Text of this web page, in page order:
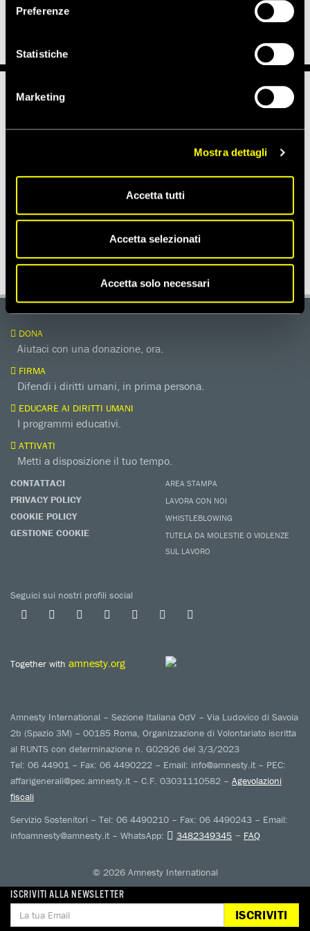
Preferenze
Statistiche
Marketing
Mostra dettagli
Accetta tutti
Accetta selezionati
Accetta solo necessari
press@amnesty.it
Notizie correlate per tema
Notizie correlate per paese
ISCRIVITI ALLA NEWSLETTER
ISCRIVITI
DONA
Aiutaci con una donazione, ora.
FIRMA
Difendi i diritti umani, in prima persona.
EDUCARE AI DIRITTI UMANI
I programmi educativi.
ATTIVATI
Metti a disposizione il tuo tempo.
CONTATTACI
PRIVACY POLICY
COOKIE POLICY
GESTIONE COOKIE
AREA STAMPA
LAVORA CON NOI
WHISTLEBLOWING
TUTELA DA MOLESTIE O VIOLENZE
SUL LAVORO
Seguici sui nostri profili social
Together with amnesty.org
Amnesty International – Sezione Italiana OdV – Via Ludovico di Savoia
2b (Spazio 3M) – 00185 Roma, Organizzazione di Volontariato iscritta
al RUNTS con determinazione n. G02926 del 3/3/2023
Tel: 06 44901 – Fax: 06 4490222 – Email: info@amnesty.it – PEC:
affarigenerali@pec.amnesty.it – C.F. 03031110582 – Agevolazioni
fiscali
Servizio Sostenitori – Tel: 06 4490210 – Fax: 06 4490243 – Email:
infoamnesty@amnesty.it – WhatsApp:
3482349345 – FAQ
© 2026 Amnesty International